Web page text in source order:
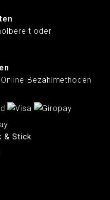
oder
Bezahlmethoden
& Stick